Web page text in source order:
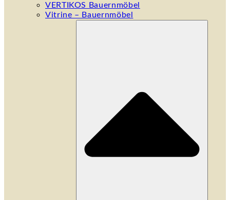
VERTIKOS Bauernmöbel
Vitrine – Bauernmöbel